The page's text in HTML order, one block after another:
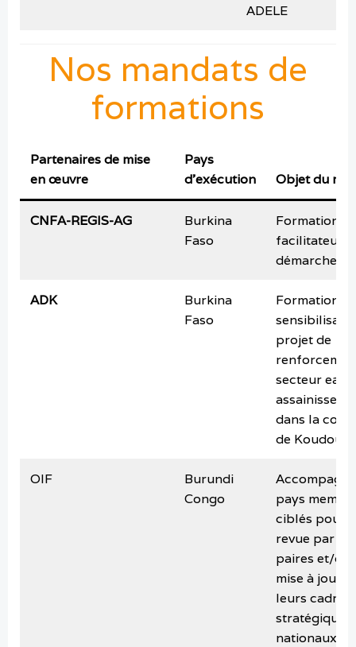
ADELE
Nos mandats de
formations
Partenaires de mise
en œuvre
Pays
d’exécution
Objet du
CNFA-REGIS-AG
Burkina
Faso
Formation
facilitateurs
démarche
ADK
Burkina
Faso
Formation et
projet de
secteur eau
dans la
de
OIF
Burundi
Congo
pays
ciblés pour
revue par les
paires et/ou
mise à jour
leurs cadres
stratégiques
nationaux de